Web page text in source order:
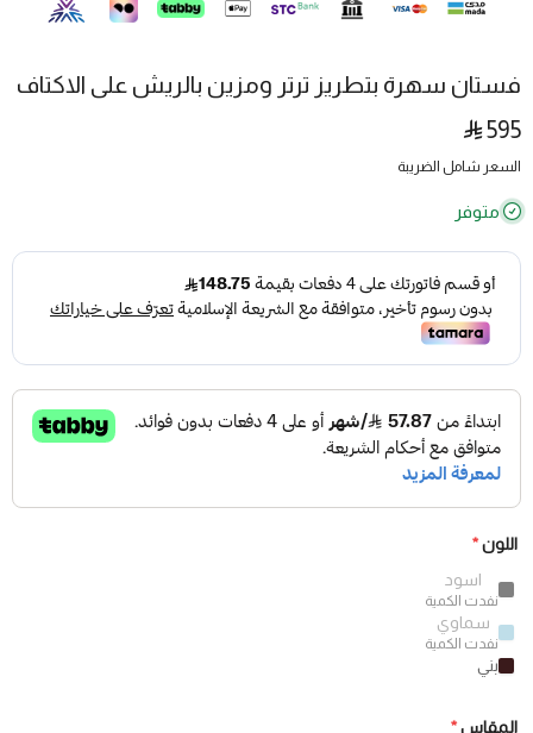
فستان سهرة بتطريز ترتر ومزين بالريش على الاكتاف
595
السعر شامل الضريبة
متوفر
اللون*
اسود
نفدت الكمية
سماوي
نفدت الكمية
بني
المقاس*